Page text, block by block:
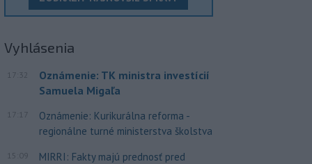
Vyhlásenia
17:32
Oznámenie: TK ministra investícií
Samuela Migaľa
17:17
Oznámenie: Kurikurálna reforma -
regionálne turné ministerstva školstva
15:09
MIRRI: Fakty majú prednosť pred